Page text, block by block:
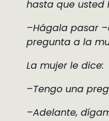
hasta que usted
–Hágala pasar
pregunta a la
La mujer le dice:
–Tengo una
–Adelante,